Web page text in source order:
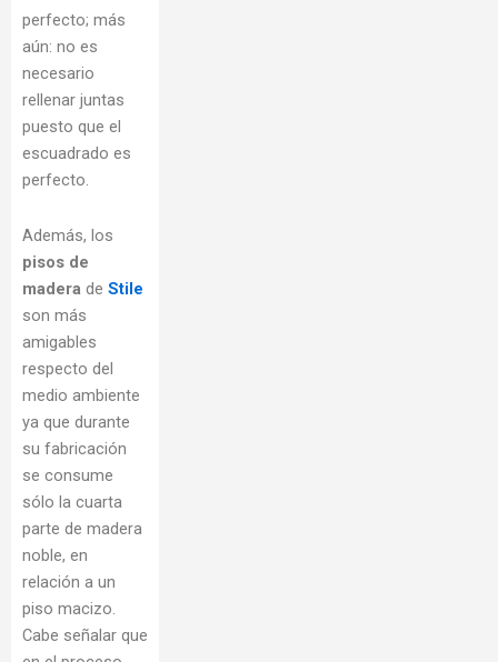
perfecto; más
aún: no es
necesario
rellenar juntas
puesto que el
escuadrado es
perfecto.
Además, los
pisos de
madera de Stile
son más
amigables
respecto del
medio ambiente
ya que durante
su fabricación
se consume
sólo la cuarta
parte de madera
noble, en
relación a un
piso macizo.
Cabe señalar que